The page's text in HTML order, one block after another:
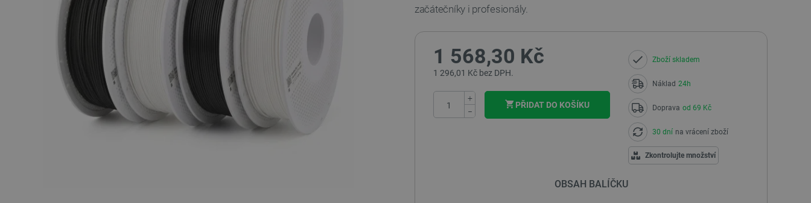
začátečníky i profesionály.
1 568,30 Kč
1 296,01 Kč bez DPH.
+
−
PŘIDAT DO KOŠÍKU
Zboží skladem
Náklad 24h
Doprava od 69 Kč
30 dní na vrácení zboží
Zkontrolujte množství
OBSAH BALÍČKU